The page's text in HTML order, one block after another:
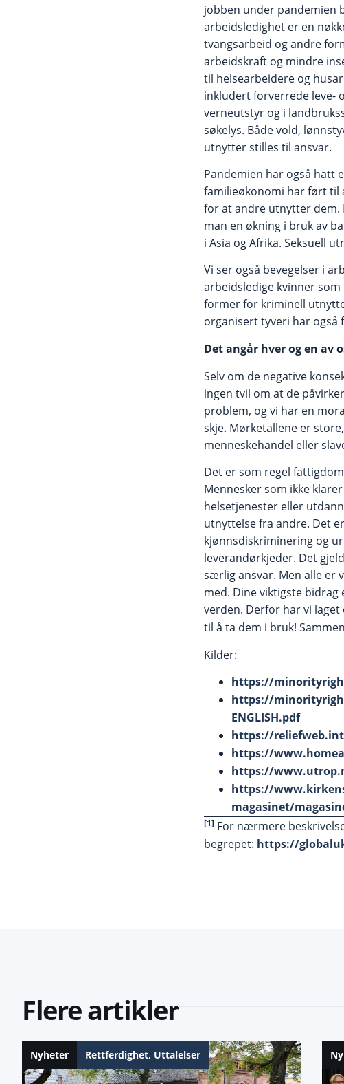
jobben under pandemien
arbeidsledighet er en
tvangsarbeid og andre
arbeidskraft og mindre
til helsearbeidere og
inkludert forverrede leve-
verneutstyr og i
søkelys. Både vold,
utnytter stilles til ansvar.
Pandemien har også hatt
familieøkonomi har ført til
for at andre utnytter dem.
man en økning i bruk av
i Asia og Afrika. Seksuell
Vi ser også bevegelser i
arbeidsledige kvinner
former for kriminell
organisert tyveri har også
Det angår hver og en av
Selv om de negative
ingen tvil om at de
problem, og vi har en
skje. Mørketallene er
menneskehandel eller
Det er som regel
Mennesker som ikke
helsetjenester eller
utnyttelse fra andre. Det
kjønnsdiskriminering og
leverandørkjeder. Det
særlig ansvar. Men alle er
med. Dine viktigste
verden. Derfor har vi laget
til å ta dem i bruk!
Kilder:
https://
https://
ENGLISH.pdf
https://
https://
https://
https://
magasinet/
[1] For nærmere
begrepet: https://
Flere artikler
Nyheter Rettferdighet, Uttalelser